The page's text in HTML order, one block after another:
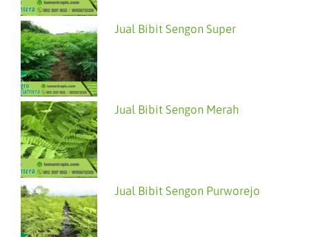
Jual Bibit Sengon Super
Jual Bibit Sengon Merah
Jual Bibit Sengon Purworejo